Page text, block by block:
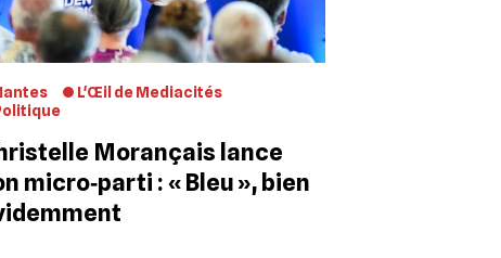
L'Œil de Mediacités
Morançais lance
micro‐parti : « Bleu », bien